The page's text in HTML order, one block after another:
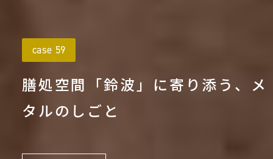
case 59
膳処空間「鈴波」に寄り添う、メ
タルのしごと